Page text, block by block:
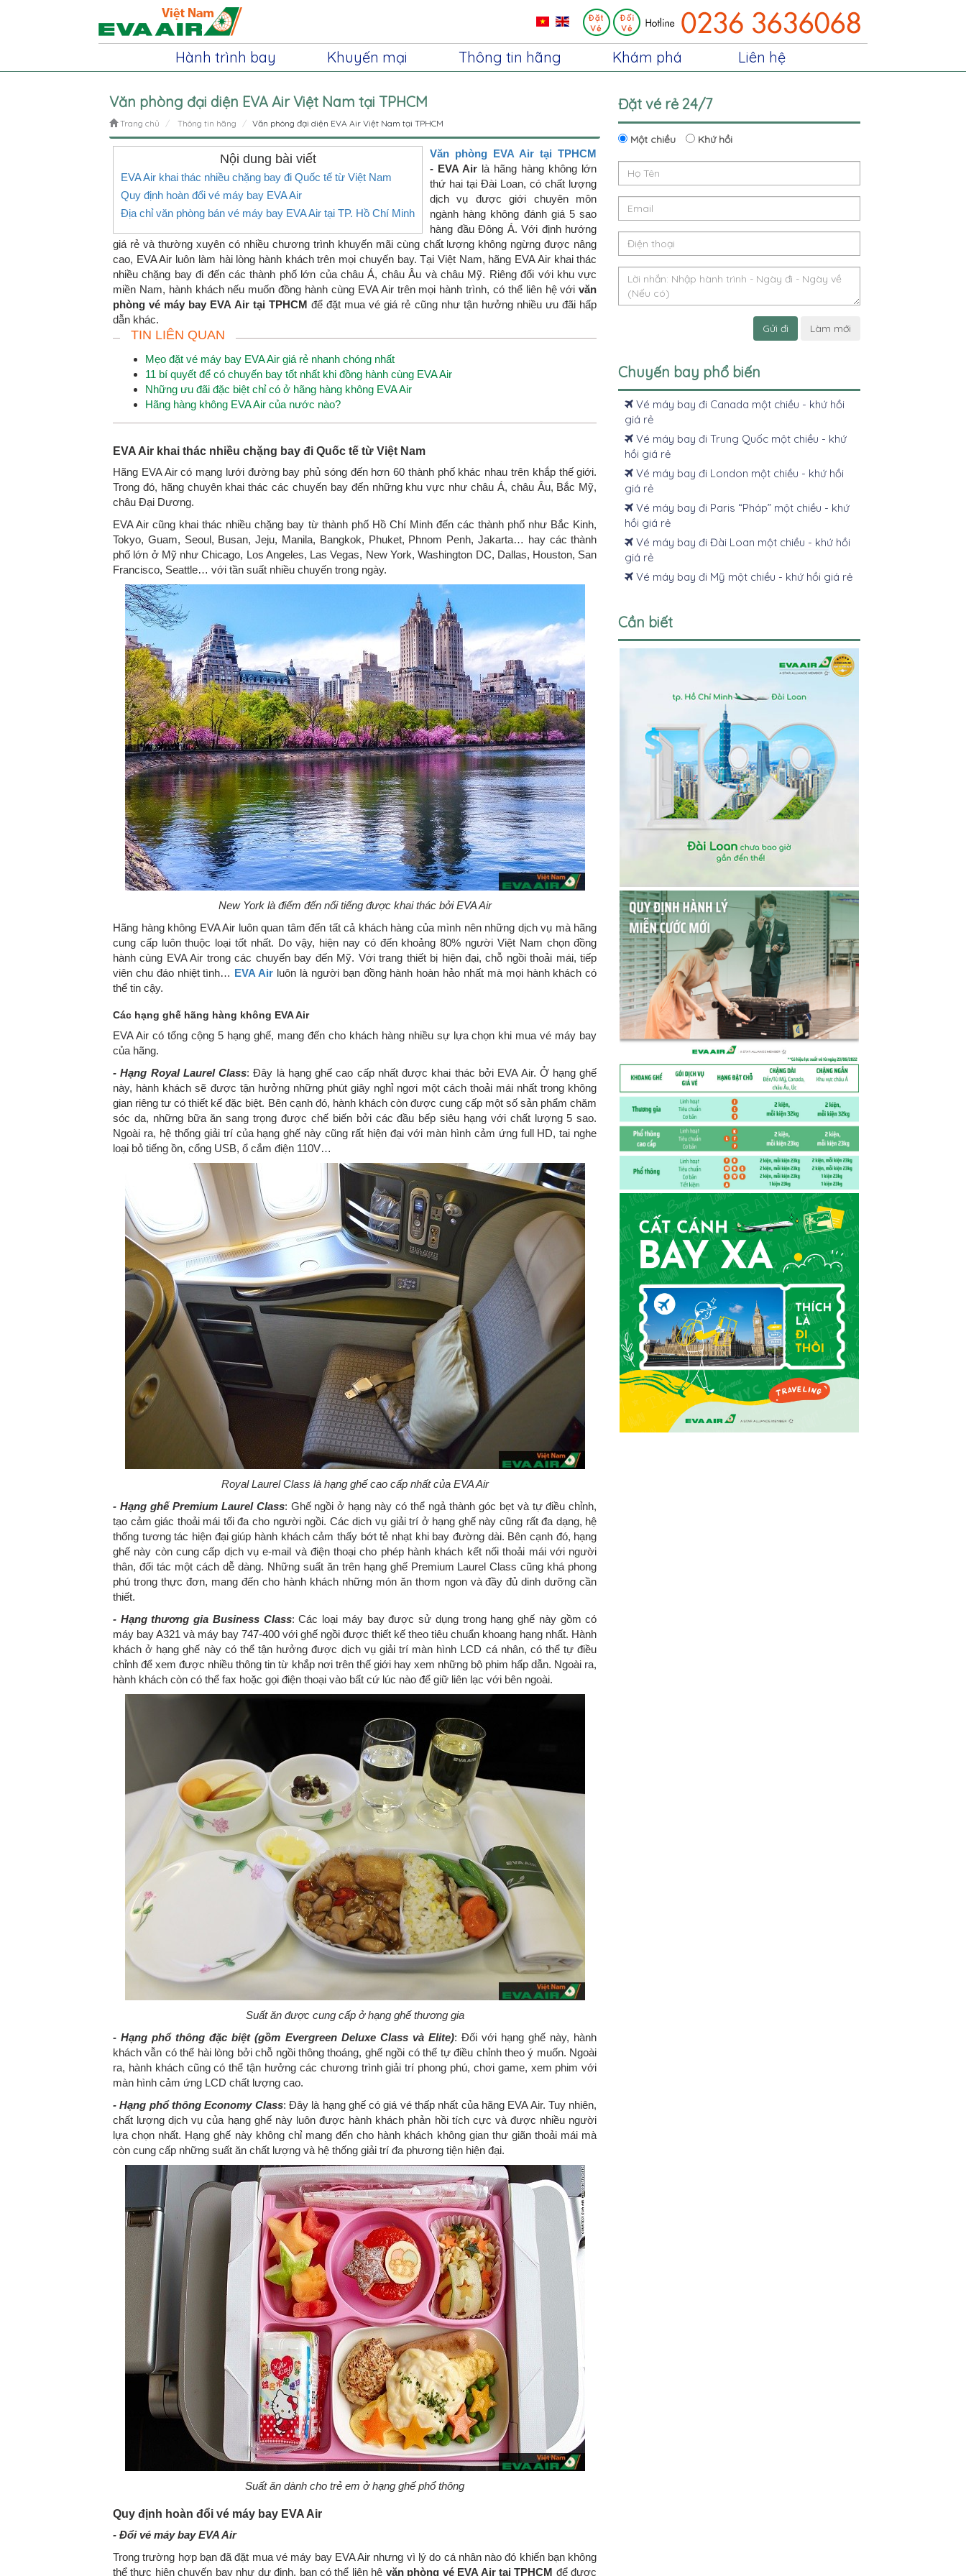
Hành trình bay Khuyến mại Thông tin hãng Khám phá Liên hệ
Văn phòng đại diện EVA Air Việt Nam tại TPHCM
Trang chủ Thông tin hãng Văn phòng đại diện EVA Air Việt Nam tại TPHCM
Nội dung bài viết
EVA Air khai thác nhiều chặng bay đi Quốc tế từ Việt Nam
Quy định hoàn đổi vé máy bay EVA Air
Địa chỉ văn phòng bán vé máy bay EVA Air tại TP. Hồ Chí Minh
Văn phòng EVA Air tại TPHCM
- EVA Air là hãng hàng không lớn
thứ hai tại Đài Loan, có chất lượng
dịch vụ được giới chuyên môn
ngành hàng không đánh giá 5 sao
hàng đầu Đông Á. Với định hướng
giá rẻ và thường xuyên có nhiều chương trình khuyến mãi cùng chất lượng không ngừng được nâng
cao, EVA Air luôn làm hài lòng hành khách trên mọi chuyến bay. Tại Việt Nam, hãng EVA Air khai thác
nhiều chặng bay đi đến các thành phố lớn của châu Á, châu Âu và châu Mỹ. Riêng đối với khu vực
miền Nam, hành khách nếu muốn đồng hành cùng EVA Air trên mọi hành trình, có thể liên hệ vớivăn
phòng vé máy bay EVA Air tại TPHCM để đặt mua vé giá rẻ cũng như tận hưởng nhiều ưu đãi hấp
dẫn khác.
TIN LIÊN QUAN
Mẹo đặt vé máy bay EVA Air giá rẻ nhanh chóng nhất
11 bí quyết để có chuyến bay tốt nhất khi đồng hành cùng EVA Air
Những ưu đãi đặc biệt chỉ có ở hãng hàng không EVA Air
Hãng hàng không EVA Air của nước nào?
EVA Air khai thác nhiều chặng bay đi Quốc tế từ Việt Nam
Hãng EVA Air có mạng lưới đường bay phủ sóng đến hơn 60 thành phố khác nhau trên khắp thế giới.
Trong đó, hãng chuyên khai thác các chuyến bay đến những khu vực như châu Á, châu Âu, Bắc Mỹ,
châu Đại Dương.
EVA Air cũng khai thác nhiều chặng bay từ thành phố Hồ Chí Minh đến các thành phố như Bắc Kinh,
Tokyo, Guam, Seoul, Busan, Jeju, Manila, Bangkok, Phuket, Phnom Penh, Jakarta… hay các thành
phố lớn ở Mỹ như Chicago, Los Angeles, Las Vegas, New York, Washington DC, Dallas, Houston, San
Francisco, Seattle… với tần suất nhiều chuyến trong ngày.
New York là điểm đến nổi tiếng được khai thác bởi EVA Air
Hãng hàng không EVA Air luôn quan tâm đến tất cả khách hàng của mình nên những dịch vụ mà hãng
cung cấp luôn thuộc loại tốt nhất. Do vậy, hiện nay có đến khoảng 80% người Việt Nam chọn đồng
hành cùng EVA Air trong các chuyến bay đến Mỹ. Với trang thiết bị hiện đại, chỗ ngồi thoải mái, tiếp
viên chu đáo nhiệt tình… EVA Air luôn là người bạn đồng hành hoàn hảo nhất mà mọi hành khách có
thể tin cậy.
Các hạng ghế hãng hàng không EVA Air
EVA Air có tổng cộng 5 hạng ghế, mang đến cho khách hàng nhiều sự lựa chọn khi mua vé máy bay
của hãng.
- Hạng Royal Laurel Class: Đây là hạng ghế cao cấp nhất được khai thác bởi EVA Air. Ở hạng ghế
này, hành khách sẽ được tận hưởng những phút giây nghỉ ngơi một cách thoải mái nhất trong không
gian riêng tư có thiết kế đặc biệt. Bên cạnh đó, hành khách còn được cung cấp một số sản phẩm chăm
sóc da, những bữa ăn sang trọng được chế biến bởi các đầu bếp siêu hạng với chất lượng 5 sao.
Ngoài ra, hệ thống giải trí của hạng ghế này cũng rất hiện đại với màn hình cảm ứng full HD, tai nghe
loại bỏ tiếng ồn, cổng USB, ổ cắm điện 110V…
Royal Laurel Class là hạng ghế cao cấp nhất của EVA Air
- Hạng ghế Premium Laurel Class: Ghế ngồi ở hạng này có thể ngả thành góc bẹt và tự điều chỉnh,
tạo cảm giác thoải mái tối đa cho người ngồi. Các dịch vụ giải trí ở hạng ghế này cũng rất đa dạng, hệ
thống tương tác hiện đại giúp hành khách cảm thấy bớt tẻ nhạt khi bay đường dài. Bên cạnh đó, hạng
ghế này còn cung cấp dịch vụ e-mail và điện thoại cho phép hành khách kết nối thoải mái với người
thân, đối tác một cách dễ dàng. Những suất ăn trên hạng ghế Premium Laurel Class cũng khá phong
phú trong thực đơn, mang đến cho hành khách những món ăn thơm ngon và đầy đủ dinh dưỡng cần
thiết.
- Hạng thương gia Business Class: Các loại máy bay được sử dụng trong hạng ghế này gồm có
máy bay A321 và máy bay 747-400 với ghế ngồi được thiết kế theo tiêu chuẩn khoang hạng nhất. Hành
khách ở hạng ghế này có thể tận hưởng được dịch vụ giải trí màn hình LCD cá nhân, có thể tự điều
chỉnh để xem được nhiều thông tin từ khắp nơi trên thế giới hay xem những bộ phim hấp dẫn. Ngoài ra,
hành khách còn có thể fax hoặc gọi điện thoại vào bất cứ lúc nào để giữ liên lạc với bên ngoài.
Suất ăn được cung cấp ở hạng ghế thương gia
- Hạng phổ thông đặc biệt (gồm Evergreen Deluxe Class và Elite): Đối với hạng ghế này, hành
khách vẫn có thể hài lòng bởi chỗ ngồi thông thoáng, ghế ngồi có thể tự điều chỉnh theo ý muốn. Ngoài
ra, hành khách cũng có thể tận hưởng các chương trình giải trí phong phú, chơi game, xem phim với
màn hình cảm ứng LCD chất lượng cao.
- Hạng phổ thông Economy Class: Đây là hạng ghế có giá vé thấp nhất của hãng EVA Air. Tuy nhiên,
chất lượng dịch vụ của hạng ghế này luôn được hành khách phản hồi tích cực và được nhiều người
lựa chọn nhất. Hạng ghế này không chỉ mang đến cho hành khách không gian thư giãn thoải mái mà
còn cung cấp những suất ăn chất lượng và hệ thống giải trí đa phương tiện hiện đại.
Suất ăn dành cho trẻ em ở hạng ghế phổ thông
Quy định hoàn đổi vé máy bay EVA Air
- Đổi vé máy bay EVA Air
Trong trường hợp bạn đã đặt mua vé máy bay EVA Air nhưng vì lý do cá nhân nào đó khiến bạn không
thể thực hiện chuyến bay như dự định, bạn có thể liên hệ văn phòng vé EVA Air tại TPHCM để được
Đặt vé rẻ 24/7
Một chiều Khứ hồi
Gửi đi Làm mới
Chuyến bay phổ biến
Vé máy bay đi Canada một chiều - khứ hồi
giá rẻ
Vé máy bay đi Trung Quốc một chiều - khứ
hồi giá rẻ
Vé máy bay đi London một chiều - khứ hồi
giá rẻ
Vé máy bay đi Paris “Pháp” một chiều - khứ
hồi giá rẻ
Vé máy bay đi Đài Loan một chiều - khứ hồi
giá rẻ
Vé máy bay đi Mỹ một chiều - khứ hồi giá rẻ
Cần biết